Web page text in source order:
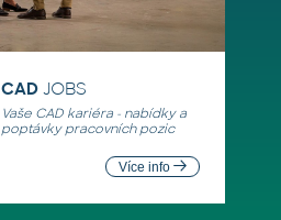
CADJOBS
Vaše CAD kariéra - nabídky a
poptávky pracovních pozic
Více info